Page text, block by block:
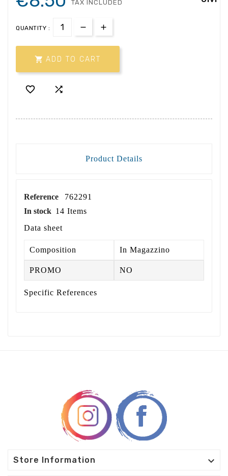
TAX INCLUDED
QUANTITY :
 ADD TO CART
 
Product Details
Reference
762291
In stock 14 Items
Data sheet
Composition In Magazzino
PROMO NO
Specific References
Store Information 